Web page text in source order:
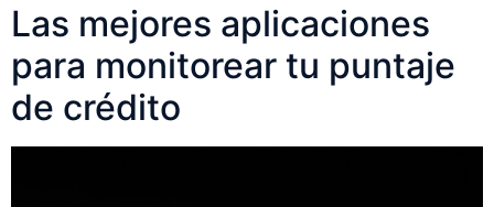
Las mejores aplicaciones
para monitorear tu puntaje
de crédito